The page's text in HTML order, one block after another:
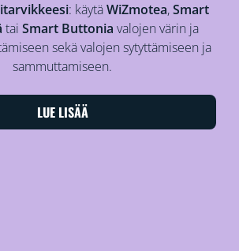
: käytäWiZmotea,Smart
tai Smart Buttonia valojen värin ja
sekä valojen sytyttämiseen ja
sammuttamiseen.
LUE LISÄÄ